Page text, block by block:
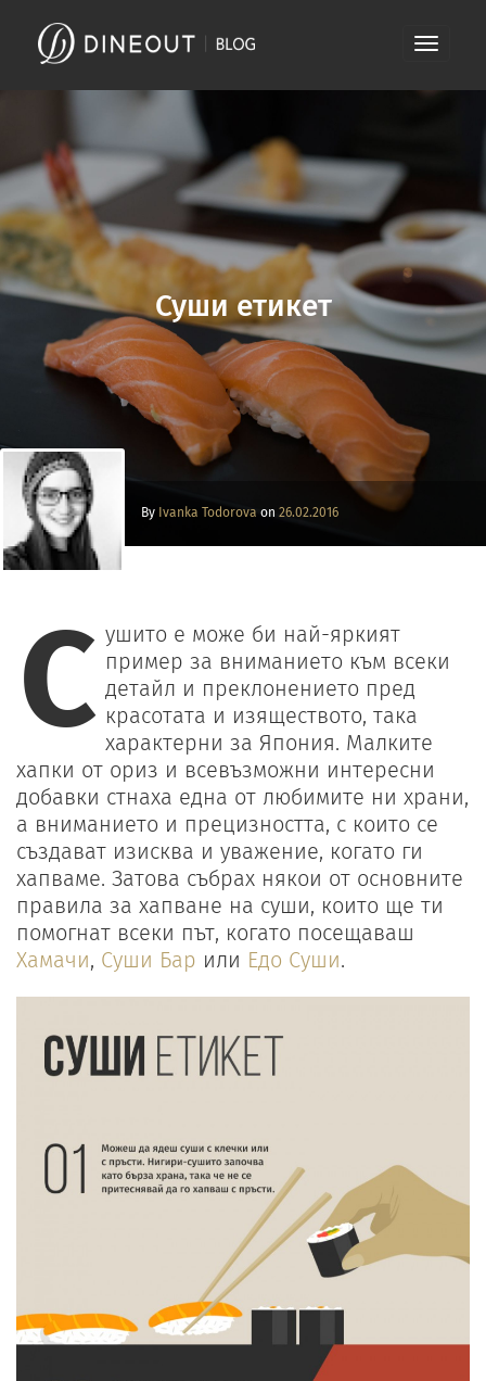
Toggle
Суши етикет
By Ivanka Todorova on 26.02.2016
С ушито е може би най-яркият
пример за вниманието към всеки
детайл и преклонението пред
красотата и изяществото, така
харaктерни за Япония. Малките
хапки от ориз и всевъзможни интересни
добавки стнаха една от любимите ни храни,
а вниманието и прецизността, с които се
създават изисква и уважение, когато ги
хапваме. Затова събрах някои от основните
правила за хапване на суши, които ще ти
помогнат всеки път, когато посещаваш
Хамачи, Суши Бар или Едо Суши.